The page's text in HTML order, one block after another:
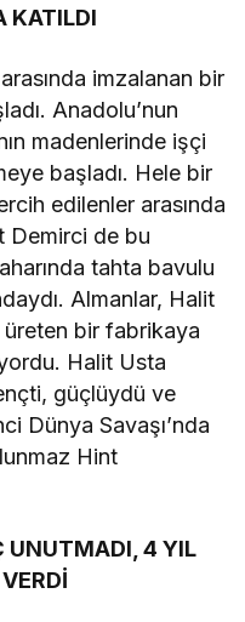
KATILDI
imzalanan bir
Anadolu’nun
madenlerinde işçi
başladı. Hele bir
edilenler arasında
Demirci de bu
tahta bavulu
Almanlar, Halit
üreten bir fabrikaya
Halit Usta
güçlüydü ve
Dünya Savaşı’nda
Hint
UNUTMADI, 4 YIL